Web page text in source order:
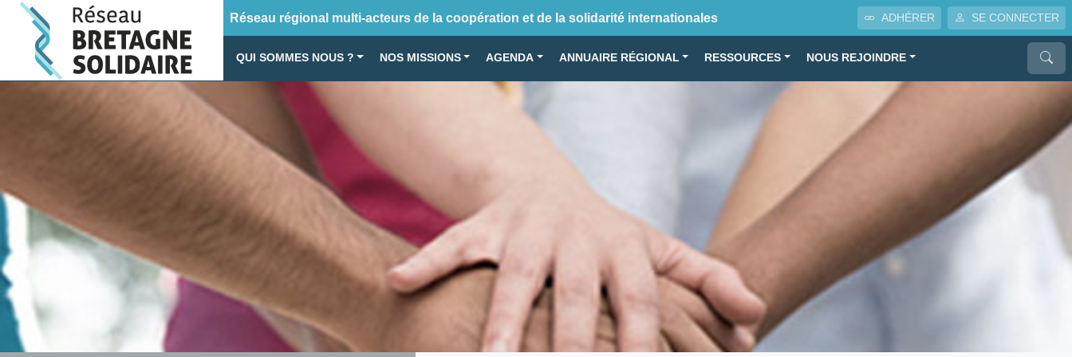
Réseau régional multi-acteurs de la coopération et de la solidarité internationales ADHÉRER SE CONNECTER
QUI SOMMES NOUS ? NOS MISSIONS AGENDA ANNUAIRE RÉGIONAL RESSOURCES NOUS REJOINDRE